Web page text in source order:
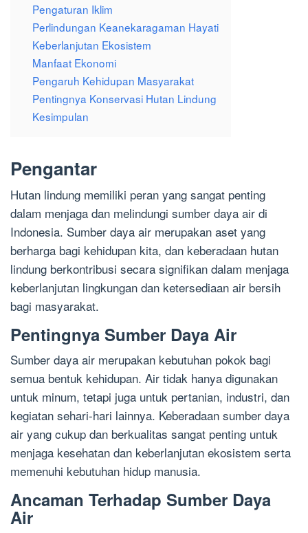
Pengaturan Iklim
Perlindungan Keanekaragaman Hayati
Keberlanjutan Ekosistem
Manfaat Ekonomi
Pengaruh Kehidupan Masyarakat
Pentingnya Konservasi Hutan Lindung
Kesimpulan
Pengantar
Hutan lindung memiliki peran yang sangat penting
dalam menjaga dan melindungi sumber daya air di
Indonesia. Sumber daya air merupakan aset yang
berharga bagi kehidupan kita, dan keberadaan hutan
lindung berkontribusi secara signifikan dalam menjaga
keberlanjutan lingkungan dan ketersediaan air bersih
bagi masyarakat.
Pentingnya Sumber Daya Air
Sumber daya air merupakan kebutuhan pokok bagi
semua bentuk kehidupan. Air tidak hanya digunakan
untuk minum, tetapi juga untuk pertanian, industri, dan
kegiatan sehari-hari lainnya. Keberadaan sumber daya
air yang cukup dan berkualitas sangat penting untuk
menjaga kesehatan dan keberlanjutan ekosistem serta
memenuhi kebutuhan hidup manusia.
Ancaman Terhadap Sumber Daya
Air